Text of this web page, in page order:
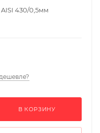
AISI 430/0,5мм
В КОРЗИНУ